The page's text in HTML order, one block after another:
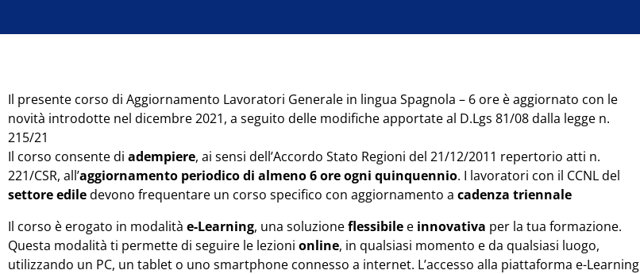
Il presente corso di Aggiornamento Lavoratori Generale in lingua Spagnola – 6 ore è aggiornato con le
novità introdotte nel dicembre 2021, a seguito delle modifiche apportate al D.Lgs 81/08 dalla legge n.
215/21
Il corso consente di adempiere, ai sensi dell’Accordo Stato Regioni del 21/12/2011 repertorio atti n.
221/CSR, all’aggiornamento periodico di almeno 6 ore ogni quinquennio. I lavoratori con il CCNL del
settore ediledevono frequentare un corso specifico con aggiornamento a cadenza triennale
Il corso è erogato in modalità e-Learning, una soluzioneflessibile e innovativa per la tua formazione.
Questa modalità ti permette di seguire le lezioni online, in qualsiasi momento e da qualsiasi luogo,
utilizzando un PC, un tablet o uno smartphone connesso a internet. L’accesso alla piattaforma e-Learning